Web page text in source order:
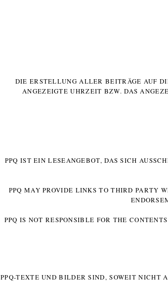
DIE ERSTELLUNG ALLER BEITRÄGE AUF
ANGEZEIGTE UHRZEIT BZW. DAS
PPQ IST EIN LESEANGEBOT, DAS SICH
PPQ MAY PROVIDE LINKS TO THIRD PARTY
PPQ IS NOT RESPONSIBLE FOR THE
PPQ-TEXTE UND BILDER SIND, SOWEIT NICHT